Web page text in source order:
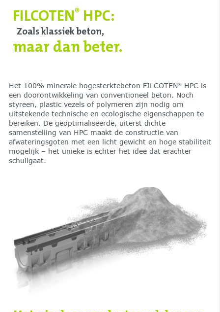
FILCOTEN® HPC:
Zoals klassiek beton,
maar dan beter.
Het 100% minerale hogesterktebeton FILCOTEN®HPC is
een doorontwikkeling van conventioneel beton. Noch
styreen, plastic vezels of polymeren zijn nodig om
uitstekende technische en ecologische eigenschappen te
bereiken. De geoptimaliseerde, uiterst dichte
samenstelling van HPC maakt de constructie van
afwateringsgoten met een licht gewicht en hoge stabiliteit
mogelijk – het unieke is echter het idee dat erachter
schuilgaat.